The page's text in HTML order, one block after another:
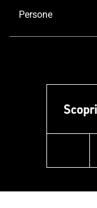
Persone